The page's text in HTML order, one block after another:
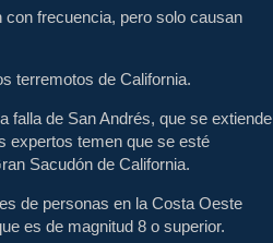
frecuencia, pero solo causan
terremotos de California.
falla de San Andrés, que se extiende
expertos temen que se esté
Sacudón de California.
de personas en la Costa Oeste
es de magnitud 8 o superior.